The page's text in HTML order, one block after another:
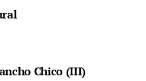
Chico (III)